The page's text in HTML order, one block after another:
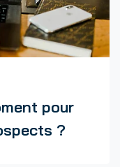
pour
?